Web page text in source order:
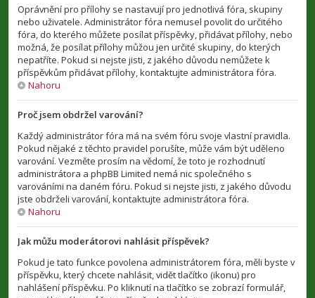
Oprávnění pro přílohy se nastavují pro jednotlivá fóra, skupiny
nebo uživatele. Administrátor fóra nemusel povolit do určitého
fóra, do kterého můžete posílat příspěvky, přidávat přílohy, nebo
možná, že posílat přílohy můžou jen určité skupiny, do kterých
nepatříte. Pokud si nejste jisti, z jakého důvodu nemůžete k
příspěvkům přidávat přílohy, kontaktujte administrátora fóra.
Nahoru
Proč jsem obdržel varování?
Každý administrátor fóra má na svém fóru svoje vlastní pravidla.
Pokud nějaké z těchto pravidel porušíte, může vám být uděleno
varování. Vezměte prosím na vědomí, že toto je rozhodnutí
administrátora a phpBB Limited nemá nic společného s
varováními na daném fóru. Pokud si nejste jisti, z jakého důvodu
jste obdrželi varování, kontaktujte administrátora fóra.
Nahoru
Jak můžu moderátorovi nahlásit příspěvek?
Pokud je tato funkce povolena administrátorem fóra, měli byste v
příspěvku, který chcete nahlásit, vidět tlačítko (ikonu) pro
nahlášení příspěvku. Po kliknutí na tlačítko se zobrazí formulář,